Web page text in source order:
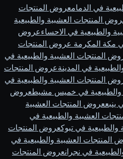
في الدمامعروض المنتجات
المنتجات العشبية والطبيعية
والطبيعية في الاحساءعروض
مكة المكرمة عروض المنتجات
المنتجات العشبية والطبيعية في
في المدينةعروض المنتجات
المنتجات العشبية والطبيعية في
والطبيعية في خميس مشيطعروض
ينبععروض المنتجات العشبية
العشبية والطبيعية في
في تبوكعروض المنتجات
المنتجات العشبية والطبيعية في
في نجرانعروض المنتجات